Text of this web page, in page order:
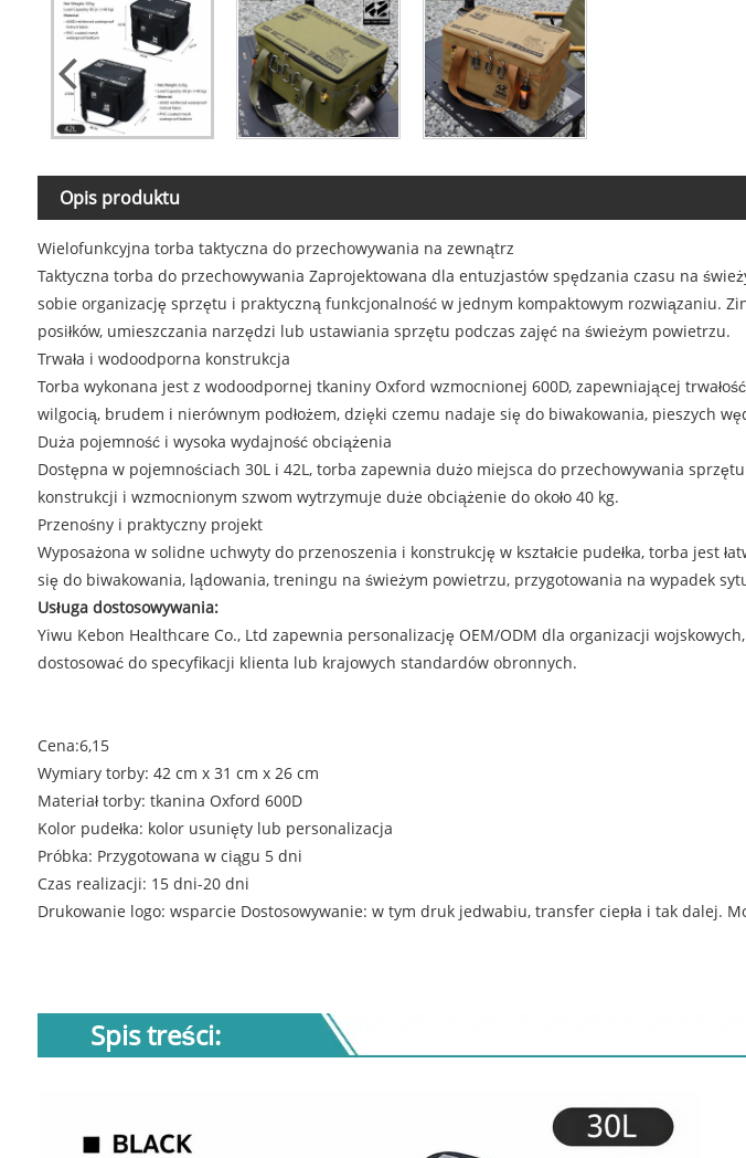
Opis produktu
Wielofunkcyjna torba taktyczna do przechowywania na zewnątrz
Taktyczna torba do przechowywania Zaprojektowana dla entuzjastów spędzania czasu na
sobie organizację sprzętu i praktyczną funkcjonalność w jednym kompaktowym rozwiązaniu.
posiłków, umieszczania narzędzi lub ustawiania sprzętu podczas zajęć na świeżym powietrzu.
Trwała i wodoodporna konstrukcja
Torba wykonana jest z wodoodpornej tkaniny Oxford wzmocnionej 600D, zapewniającej
wilgocią, brudem i nierównym podłożem, dzięki czemu nadaje się do biwakowania, pieszych
Duża pojemność i wysoka wydajność obciążenia
Dostępna w pojemnościach 30L i 42L, torba zapewnia dużo miejsca do przechowywania
konstrukcji i wzmocnionym szwom wytrzymuje duże obciążenie do około 40 kg.
Przenośny i praktyczny projekt
Wyposażona w solidne uchwyty do przenoszenia i konstrukcję w kształcie pudełka, torba jest
się do biwakowania, lądowania, treningu na świeżym powietrzu, przygotowania na wypadek
Usługa dostosowywania:
Yiwu Kebon Healthcare Co., Ltd zapewnia personalizację OEM/ODM dla organizacji
dostosować do specyfikacji klienta lub krajowych standardów obronnych.
Cena:6,15
Wymiary torby: 42 cm x 31 cm x 26 cm
Materiał torby: tkanina Oxford 600D
Kolor pudełka: kolor usunięty lub personalizacja
Próbka: Przygotowana w ciągu 5 dni
Czas realizacji: 15 dni-20 dni
Drukowanie logo: wsparcie Dostosowywanie: w tym druk jedwabiu, transfer ciepła i tak dalej.
Spis treści: